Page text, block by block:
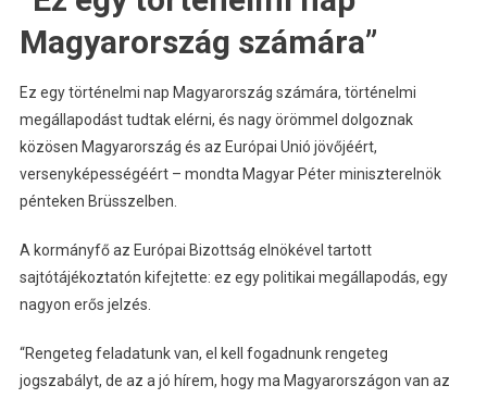
Magyarország számára”
Ez egy történelmi nap Magyarország számára, történelmi
megállapodást tudtak elérni, és nagy örömmel dolgoznak
közösen Magyarország és az Európai Unió jövőjéért,
versenyképességéért – mondta Magyar Péter miniszterelnök
pénteken Brüsszelben.
A kormányfő az Európai Bizottság elnökével tartott
sajtótájékoztatón kifejtette: ez egy politikai megállapodás, egy
nagyon erős jelzés.
“Rengeteg feladatunk van, el kell fogadnunk rengeteg
jogszabályt, de az a jó hírem, hogy ma Magyarországon van az